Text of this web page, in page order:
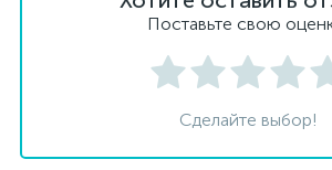
Поставьте свою
Сделайте выбор!